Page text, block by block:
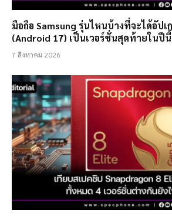
มือถือ Samsung รุ่นไหนบ้างที่จะได้อัปเ
(Android 17) เป็นเวอร์ชั่นสุดท้ายในปีนี้
7 สิงหาคม 2026